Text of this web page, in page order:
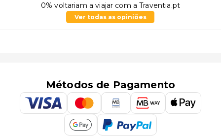
0% voltariam a viajar com a Traventia.pt
Ver todas as opiniões
Métodos de Pagamento